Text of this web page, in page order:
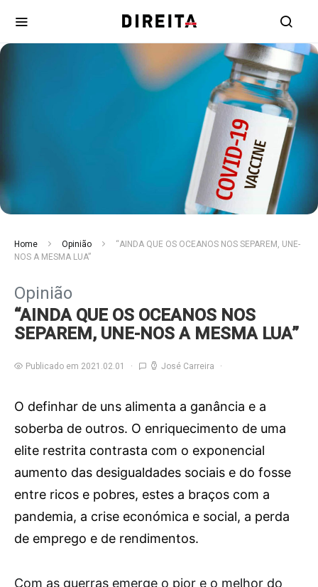
Home Opinião
“AINDA QUE OS OCEANOS NOS SEPAREM, UNE-
NOS A MESMA LUA”
Opinião
“AINDA QUE OS OCEANOS NOS
SEPAREM, UNE-NOS A MESMA LUA”
Publicado em 2021.02.01 José Carreira
O definhar de uns alimenta a ganância e a
soberba de outros. O enriquecimento de uma
elite restrita contrasta com o exponencial
aumento das desigualdades sociais e do fosse
entre ricos e pobres, estes a braços com a
pandemia, a crise económica e social, a perda
de emprego e de rendimentos.
Com as guerras emerge o pior e o melhor do